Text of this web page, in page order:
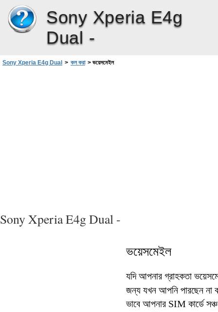
Sony Xperia E4g
Dual -
Sony Xperia E4g Dual > কল করা > ভয়েসমেইল
Sony Xperia E4g Dual -
ভয়েসমেইল
যদি আপনার গ্রাহকতা
জন্য যখন আপনি পারছেন না
ভাবে আপনার SIM কার্ডে